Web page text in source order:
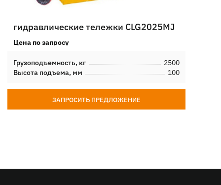
гидравлические тележки CLG2025MJ
Цена по запросу
Грузоподъемность, кг 2500
Высота подъема, мм 100
ЗАПРОСИТЬ ПРЕДЛОЖЕНИЕ